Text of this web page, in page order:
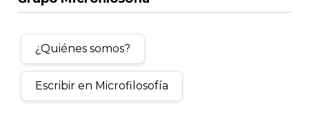
¿Quiénes somos?
Escribir en Microfilosofía